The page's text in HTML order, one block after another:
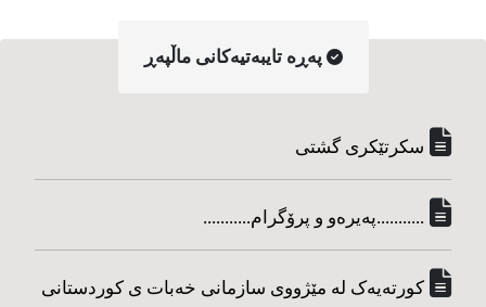
په‌ڕه‌ تایبه‌تیه‌کانی ماڵپه‌ڕ
سکرتێکری گشتی
...........په‌یره‌و و پرۆگرام...........
کورته‌یه‌ک له مێژووی سازمانی خه‌بات ی کوردستانی